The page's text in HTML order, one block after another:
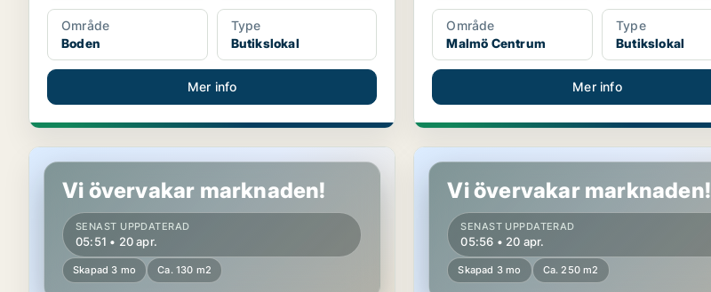
Område
Boden
Type
Butikslokal
Mer info
Område
Malmö Centrum
Type
Butikslokal
Mer info
Butikslokal i Hyllie
Vi övervakar marknaden!
SENAST UPPDATERAD
05:51 • 20 apr.
Skapad 3 mo Ca. 130 m2
Butikslokal i Köping
Vi övervakar marknaden!
SENAST UPPDATERAD
05:56 • 20 apr.
Skapad 3 mo Ca. 250 m2